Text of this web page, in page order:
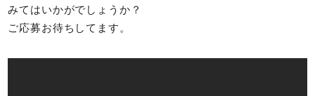
みてはいかがでしょうか？
ご応募お待ちしてます。